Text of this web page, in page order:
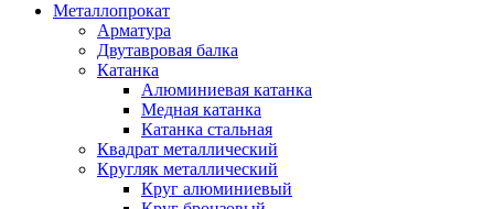
Металлопрокат
Арматура
Двутавровая балка
Катанка
Алюминиевая катанка
Медная катанка
Катанка стальная
Квадрат металлический
Кругляк металлический
Круг алюминиевый